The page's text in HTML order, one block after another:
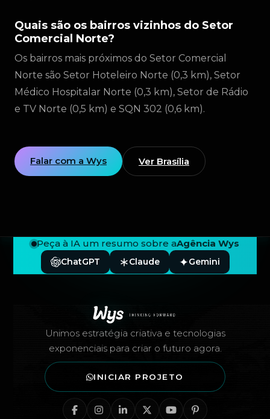
Quais são os bairros vizinhos do Setor
Comercial Norte?
Os bairros mais próximos do Setor Comercial
Norte são Setor Hoteleiro Norte (0,3 km), Setor
Médico Hospitalar Norte (0,3 km), Setor de Rádio
e TV Norte (0,5 km) e SQN 302 (0,6 km).
Falar com a Wys Ver Brasília
Peça à IA um resumo sobre aAgência Wys
ChatGPT Claude Gemini
Unimos estratégia criativa e tecnologias
exponenciais para criar o futuro agora.
INICIAR PROJETO